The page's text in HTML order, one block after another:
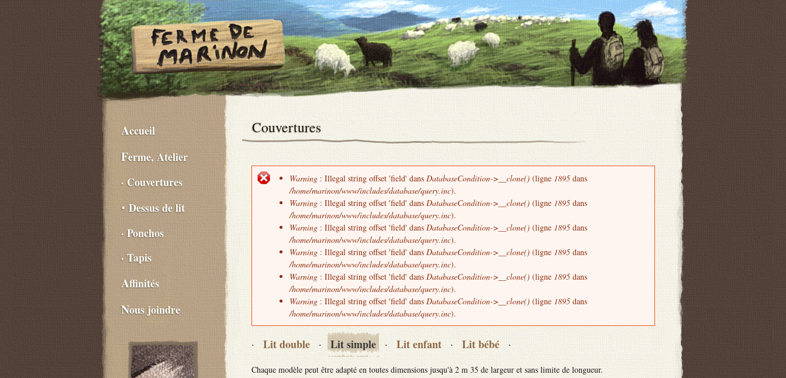
Couvertures
Message d'erreur
Warning : Illegal string offset 'field' dans DatabaseCondition->__clone() (ligne 1895 dans
/home/marinon/www/includes/database/query.inc).
Warning : Illegal string offset 'field' dans DatabaseCondition->__clone() (ligne 1895 dans
/home/marinon/www/includes/database/query.inc).
Warning : Illegal string offset 'field' dans DatabaseCondition->__clone() (ligne 1895 dans
/home/marinon/www/includes/database/query.inc).
Warning : Illegal string offset 'field' dans DatabaseCondition->__clone() (ligne 1895 dans
/home/marinon/www/includes/database/query.inc).
Warning : Illegal string offset 'field' dans DatabaseCondition->__clone() (ligne 1895 dans
/home/marinon/www/includes/database/query.inc).
Warning : Illegal string offset 'field' dans DatabaseCondition->__clone() (ligne 1895 dans
/home/marinon/www/includes/database/query.inc).
· Lit double · Lit simple · Lit enfant · Lit bébé ·
Chaque modèle peut être adapté en toutes dimensions jusqu'à 2 m 35 de largeur et sans limite de longueur.
Accueil
Ferme, Atelier
· Couvertures
⋅ Dessus de lit
· Ponchos
· Tapis
Affinités
Nous joindre